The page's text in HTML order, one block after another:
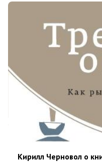
Кирилл Черновол о